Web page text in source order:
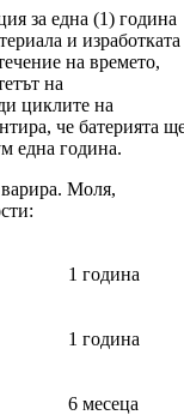
за една (1) година
и изработката
на времето,
на
циклите на
че батерията
една година.
Моля,
1 година
1 година
6 месеца